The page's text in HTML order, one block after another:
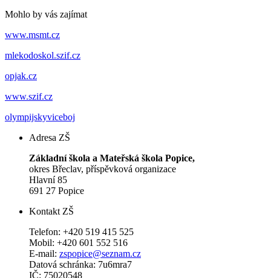
Mohlo by vás zajímat
www.msmt.cz
mlekodoskol.szif.cz
opjak.cz
www.szif.cz
olympijskyviceboj
Adresa ZŠ
Základní škola a Mateřská škola Popice,
okres Břeclav, příspěvková organizace
Hlavní 85
691 27 Popice
Kontakt ZŠ
Telefon: +420 519 415 525
Mobil: +420 601 552 516
E-mail: zspopice@seznam.cz
Datová schránka: 7u6mra7
IČ: 75020548